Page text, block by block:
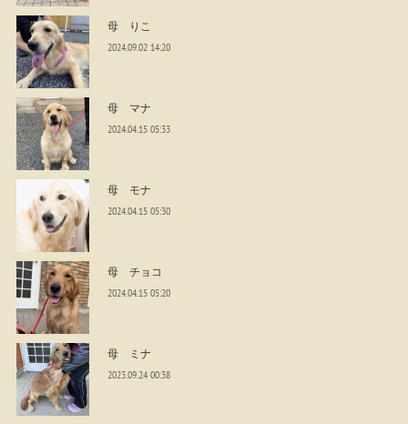
母 りこ
2024.09.02 14:20
母 マナ
2024.04.15 05:33
母 モナ
2024.04.15 05:30
母 チョコ
2024.04.15 05:20
母 ミナ
2023.09.24 00:38